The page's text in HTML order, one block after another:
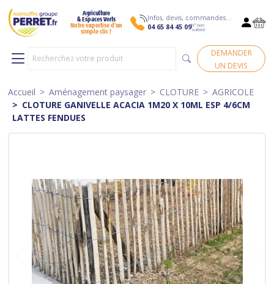
Agriculture
& Espaces Verts
Notre expertise d’un
simple clic !
Infos, devis, commandes…
04 65 84 45 09N° non
surtaxé
DEMANDER
UN DEVIS
Accueil Aménagement paysager CLOTURE
AGRICOLE
CLOTURE GANIVELLE ACACIA 1M20 X 10ML ESP 4/6CM
LATTES FENDUES